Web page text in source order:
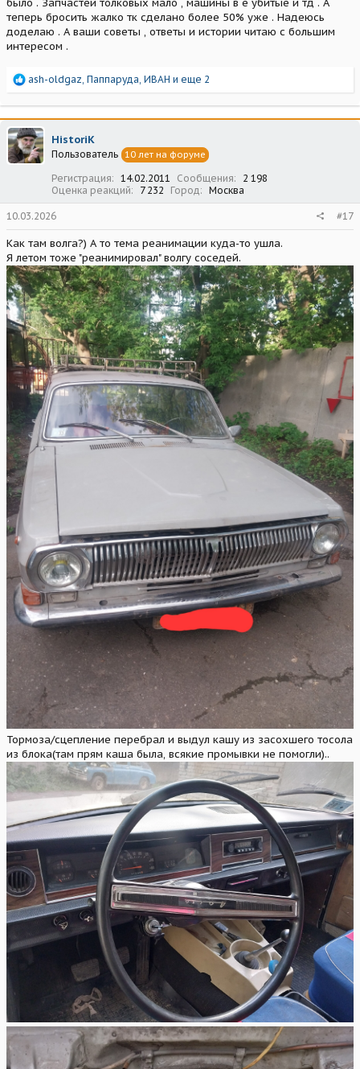
теперь бросить жалко тк сделано более 50% уже . Надеюсь
доделаю . А ваши советы , ответы и истории читаю с большим
интересом .
Р
а
к
ц
и
и
ash-oldgaz Паппаруда ИВАН и еще 2
HistoriK
Пользователь 10 лет на форуме
Регистрация 14.02.2011 Сообщения
2 198
Оценка реакций
7 232 Город Москва
10.03.2026 #17
Как там волга?) А то тема реанимации куда-то ушла.
Я летом тоже "реанимировал" волгу соседей.
Тормоза/сцепление перебрал и выдул кашу из засохшего тосола
из блока(там прям каша была, всякие промывки не помогли)..